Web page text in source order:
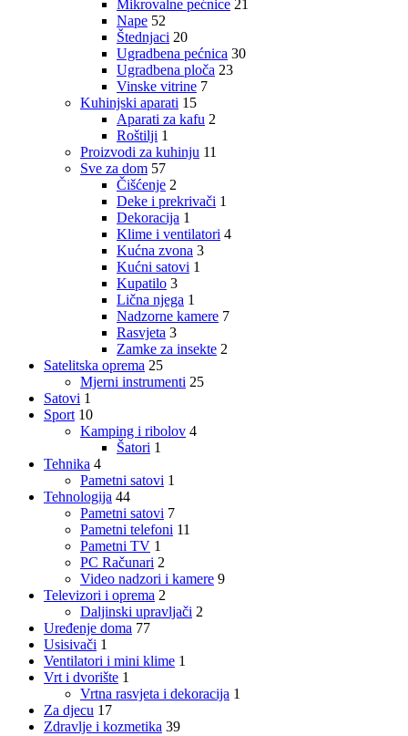
Mikrovalne pećnice 21
Nape 52
Štednjaci 20
Ugradbena pećnica 30
Ugradbena ploča 23
Vinske vitrine 7
Kuhinjski aparati 15
Aparati za kafu 2
Roštilji 1
Proizvodi za kuhinju 11
Sve za dom 57
Čišćenje 2
Deke i prekrivači 1
Dekoracija 1
Klime i ventilatori 4
Kućna zvona 3
Kućni satovi 1
Kupatilo 3
Lična njega 1
Nadzorne kamere 7
Rasvjeta 3
Zamke za insekte 2
Satelitska oprema 25
Mjerni instrumenti 25
Satovi 1
Sport 10
Kamping i ribolov 4
Šatori 1
Tehnika 4
Pametni satovi 1
Tehnologija 44
Pametni satovi 7
Pametni telefoni 11
Pametni TV 1
PC Računari 2
Video nadzori i kamere 9
Televizori i oprema 2
Daljinski upravljači 2
Uređenje doma 77
Usisivači 1
Ventilatori i mini klime 1
Vrt i dvorište 1
Vrtna rasvjeta i dekoracija 1
Za djecu 17
Zdravlje i kozmetika 39